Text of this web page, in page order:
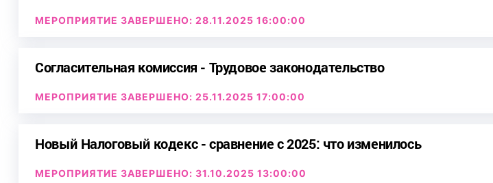
МЕРОПРИЯТИЕ ЗАВЕРШЕНО: 28.11.2025 16:00:00
Согласительная комиссия - Трудовое законодательство
МЕРОПРИЯТИЕ ЗАВЕРШЕНО: 25.11.2025 17:00:00
Новый Налоговый кодекс - сравнение с 2025: что изменилось
МЕРОПРИЯТИЕ ЗАВЕРШЕНО: 31.10.2025 13:00:00